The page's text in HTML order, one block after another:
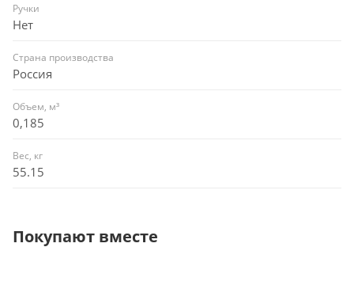
Ручки
Нет
Страна производства
Россия
Объем, м³
0,185
Вес, кг
55.15
Покупают вместе